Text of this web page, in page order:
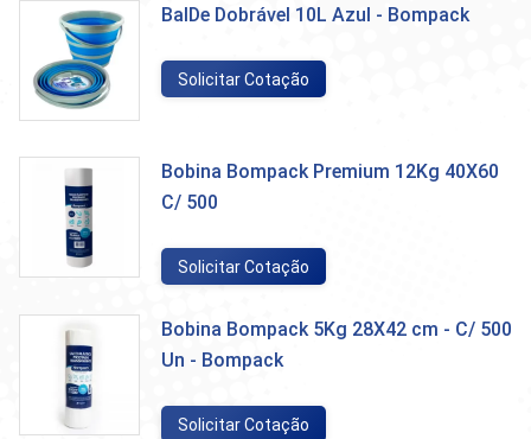
BalDe Dobrável 10L Azul - Bompack
Solicitar Cotação
Bobina Bompack Premium 12Kg 40X60
C/ 500
Solicitar Cotação
Bobina Bompack 5Kg 28X42 cm - C/ 500
Un - Bompack
Solicitar Cotação